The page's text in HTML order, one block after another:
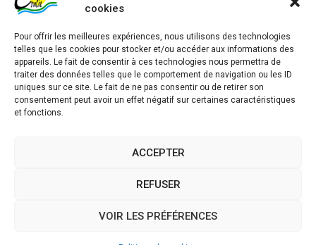
cookies
Pour offrir les meilleures expériences, nous utilisons des technologies
telles que les cookies pour stocker et/ou accéder aux informations des
appareils. Le fait de consentir à ces technologies nous permettra de
traiter des données telles que le comportement de navigation ou les ID
uniques sur ce site. Le fait de ne pas consentir ou de retirer son
consentement peut avoir un effet négatif sur certaines caractéristiques
et fonctions.
ACCEPTER
REFUSER
VOIR LES PRÉFÉRENCES
Mentions légales
Traitement de données personnelles
(sites internet de collectivités &